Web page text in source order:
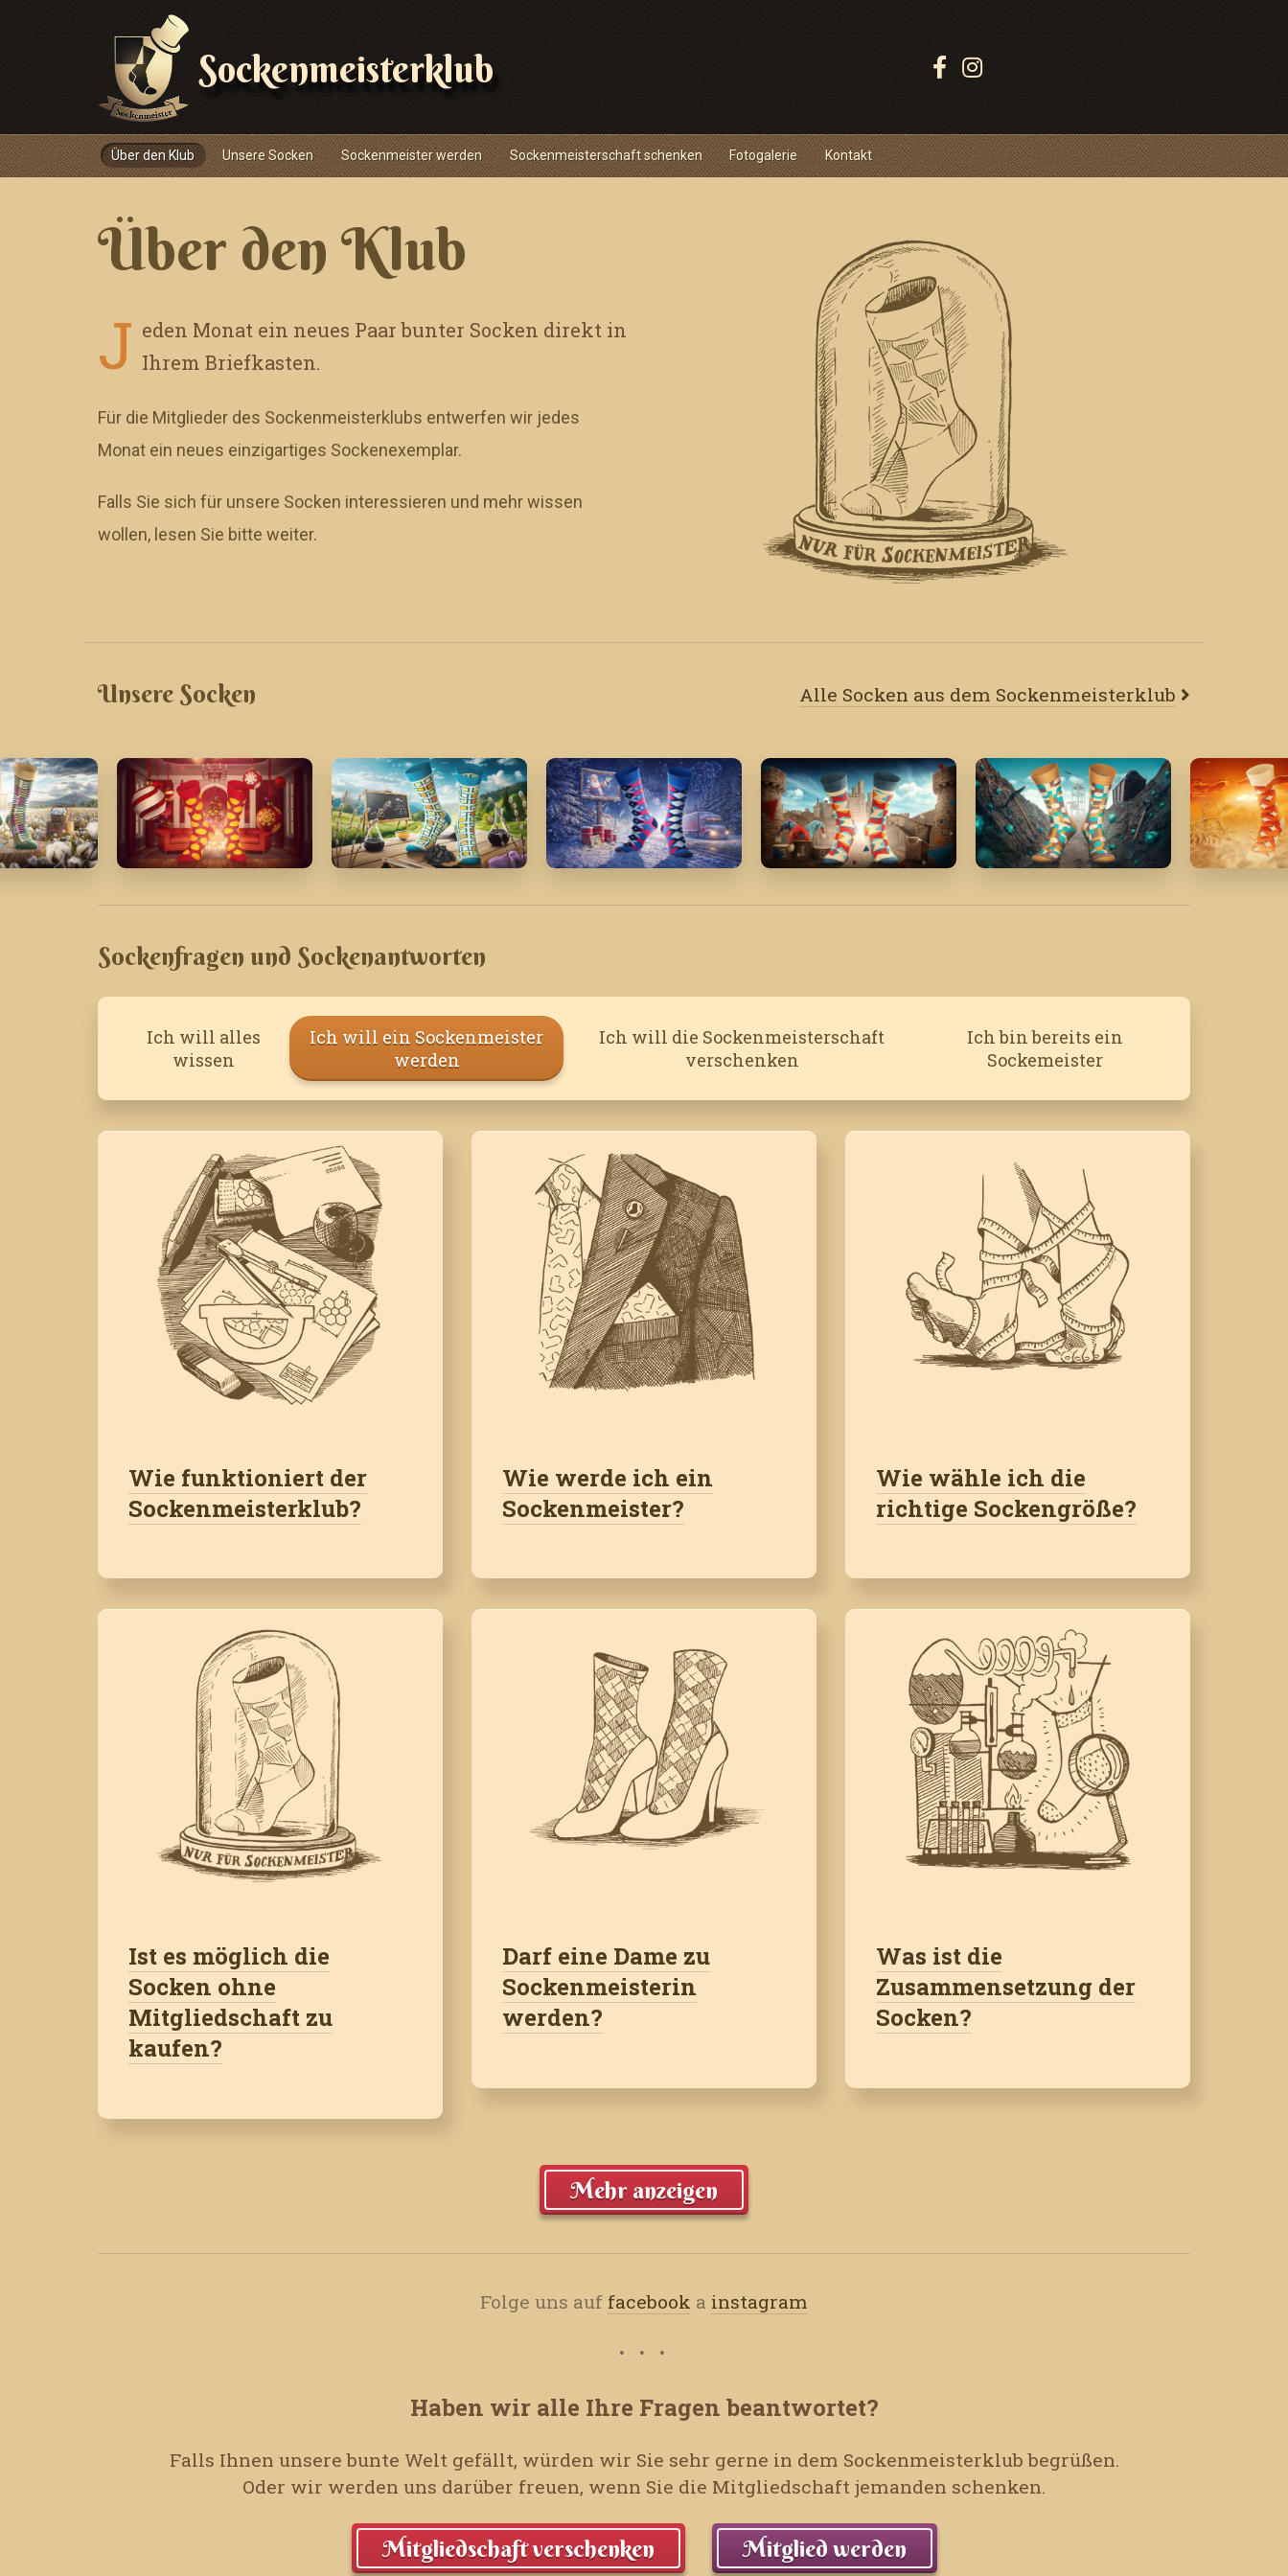
Sockenmeisterklub
Sledujte
Navigace
Über den Klub Unsere Socken Sockenmeister werden Sockenmeisterschaft schenken Fotogalerie Kontakt
Über den Klub
J eden Monat ein neues Paar bunter Socken direkt in
Ihrem Briefkasten.
Für die Mitglieder des Sockenmeisterklubs entwerfen wir jedes
Monat ein neues einzigartiges Sockenexemplar.
Falls Sie sich für unsere Socken interessieren und mehr wissen
wollen, lesen Sie bitte weiter.
Unsere Socken Alle Socken aus dem Sockenmeisterklub
Sockenfragen und Sockenantworten
Ich will alles
wissen
Ich will ein Sockenmeister
werden
Ich will die Sockenmeisterschaft
verschenken
Ich bin bereits ein
Sockemeister
Wie funktioniert der
Sockenmeisterklub?
Wie werde ich ein
Sockenmeister?
Wie wähle ich die
richtige Sockengröße?
Ist es möglich die
Socken ohne
Mitgliedschaft zu
kaufen?
Darf eine Dame zu
Sockenmeisterin
werden?
Was ist die
Zusammensetzung der
Socken?
Mehr anzeigen
Folge uns auf facebook a instagram
Haben wir alle Ihre Fragen beantwortet?
Falls Ihnen unsere bunte Welt gefällt, würden wir Sie sehr gerne in dem Sockenmeisterklub begrüßen.
Oder wir werden uns darüber freuen, wenn Sie die Mitgliedschaft jemanden schenken.
Mitgliedschaft verschenken Mitglied werden